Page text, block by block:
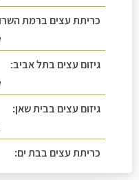
כריתת עצים ברמת
גיזום עצים בתל אביב:
גיזום עצים בבית שאן:
כריתת עצים בבת ים: